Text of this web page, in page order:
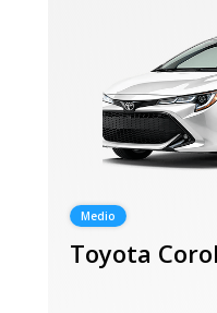
Medio
Toyota